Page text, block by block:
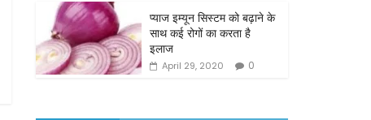
o
k
प्याज इम्यून सिस्टम को बढ़ाने के
साथ कई रोगों का करता है
इलाज
April 29, 2020 0